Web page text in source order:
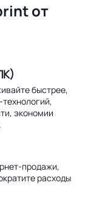
от
быстрее,
экономии
продажи,
расходы